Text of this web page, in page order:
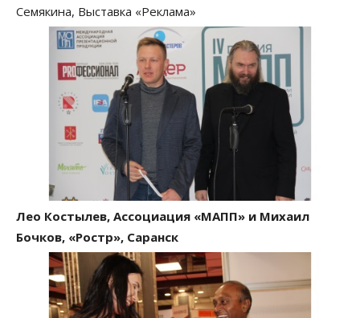
Семякина, Выставка «Реклама»
Лео Костылев, Ассоциация «МАПП» и Михаил
Бочков, «Ростр», Саранск